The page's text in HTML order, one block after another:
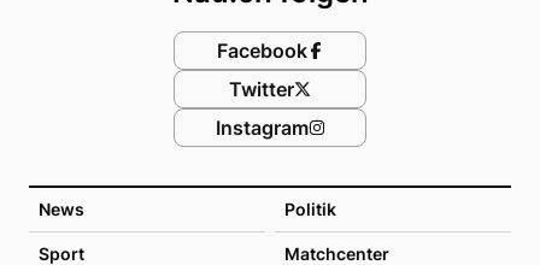
News Politik
Sport Matchcenter
Facebook
Twitter
Instagram